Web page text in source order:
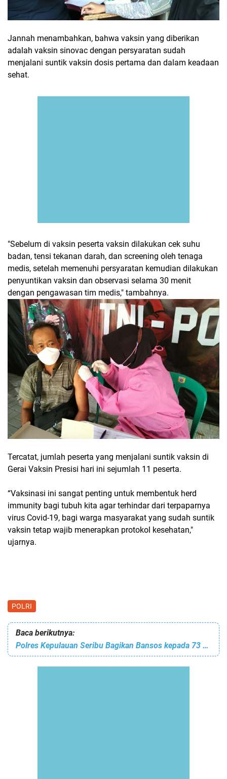
Jannah menambahkan, bahwa vaksin yang diberikan
adalah vaksin sinovac dengan persyaratan sudah
menjalani suntik vaksin dosis pertama dan dalam keadaan
sehat.
"Sebelum di vaksin peserta vaksin dilakukan cek suhu
badan, tensi tekanan darah, dan screening oleh tenaga
medis, setelah memenuhi persyaratan kemudian dilakukan
penyuntikan vaksin dan observasi selama 30 menit
dengan pengawasan tim medis," tambahnya.
Tercatat, jumlah peserta yang menjalani suntik vaksin di
Gerai Vaksin Presisi hari ini sejumlah 11 peserta.
“Vaksinasi ini sangat penting untuk membentuk herd
immunity bagi tubuh kita agar terhindar dari terpaparnya
virus Covid-19, bagi warga masyarakat yang sudah suntik
vaksin tetap wajib menerapkan protokol kesehatan,"
ujarnya.
POLRI
Baca berikutnya:
Polres Kepulauan Seribu Bagikan Bansos kepada 73 KK Warga Terdampak Covid-19